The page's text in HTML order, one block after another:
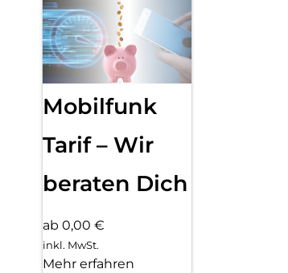
Mobilfunk
Tarif – Wir
beraten Dich
ab 0,00 €
inkl. MwSt.
Mehr erfahren